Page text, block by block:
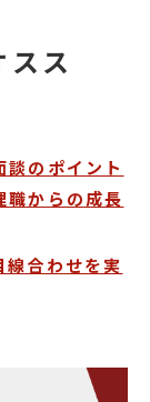
ス
のポイント
職からの成長
合わせを実